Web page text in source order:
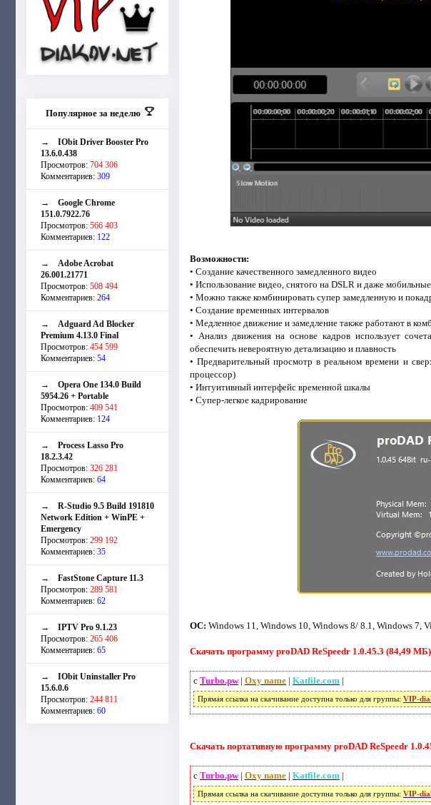
Популярное за неделю
→ IObit Driver Booster Pro
13.6.0.438
Просмотров: 704 306
Комментариев: 309
→ Google Chrome
151.0.7922.76
Просмотров: 566 403
Комментариев: 122
→ Adobe Acrobat
26.001.21771
Просмотров: 508 494
Комментариев: 264
→ Adguard Ad Blocker
Premium 4.13.0 Final
Просмотров: 454 599
Комментариев: 54
→ Opera One 134.0 Build
5954.26 + Portable
Просмотров: 409 541
Комментариев: 124
→ Process Lasso Pro
18.2.3.42
Просмотров: 326 281
Комментариев: 64
→ R-Studio 9.5 Build 191810
Network Edition + WinPE +
Emergency
Просмотров: 299 192
Комментариев: 35
→ FastStone Capture 11.3
Просмотров: 289 581
Комментариев: 62
→ IPTV Pro 9.1.23
Просмотров: 265 406
Комментариев: 65
→ IObit Uninstaller Pro
15.6.0.6
Просмотров: 244 811
Комментариев: 60
Возможности:
• Создание качественного замедленного видео
• Использование видео, снятого на DSLR и даже
• Можно также комбинировать супер замедленную и
• Создание временных интервалов
• Медленное движение и замедление также работают в
• Анализ движения на основе кадров использует
обеспечить невероятную детализацию и плавность
• Предварительный просмотр в реальном времени и
процессор)
• Интуитивный интерфейс временной шкалы
• Супер-легкое кадрирование
ОС: Windows 11, Windows 10, Windows 8/ 8.1, Windows 7,
Скачать программу proDAD ReSpeedr 1.0.45.3 (84,49
с Turbo.pw| Oxy name| Katfile.com |
Прямая ссылка на скачивание доступна только для группы: VIP-
Скачать портативную программу proDAD ReSpeedr
с Turbo.pw| Oxy name| Katfile.com |
Прямая ссылка на скачивание доступна только для группы: VIP-